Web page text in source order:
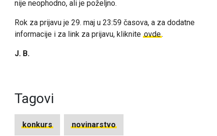
nije neophodno, ali je poželjno.
Rok za prijavu je 29. maj u 23:59 časova, a za dodatne
informacije i za link za prijavu, kliknite ovde.
J. B.
Tagovi
konkurs novinarstvo